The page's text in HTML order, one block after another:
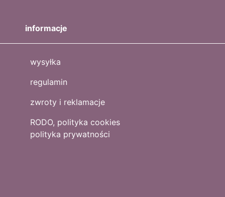
informacje
wysyłka
regulamin
zwroty i reklamacje
RODO, polityka cookies
polityka prywatności